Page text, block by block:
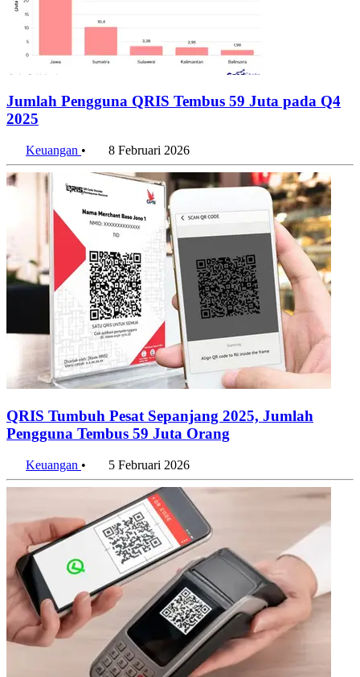
Jumlah Pengguna QRIS Tembus 59 Juta pada Q4
Keuangan• 8 Februari 2026
QRIS Tumbuh Pesat Sepanjang 2025, Jumlah
Keuangan• 5 Februari 2026